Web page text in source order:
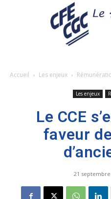
Accueil Les enjeux
Les enjeux
Le CCE
faveur
21 septembre